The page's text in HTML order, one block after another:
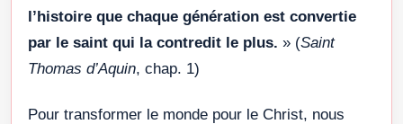
l’histoire que chaque génération est convertie
par le saint qui la contredit le plus. » (Saint
Thomas d’Aquin, chap. 1)
Pour transformer le monde pour le Christ, nous